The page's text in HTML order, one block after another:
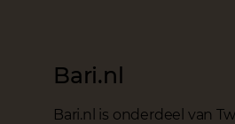
Bari.nl
Bari.nl is onderdeel van